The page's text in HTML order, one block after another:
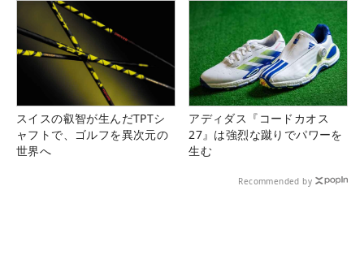
スイスの叡智が生んだTPTシ
ャフトで、ゴルフを異次元の
世界へ
アディダス『コードカオス
27』は強烈な蹴りでパワーを
生む
Recommended by